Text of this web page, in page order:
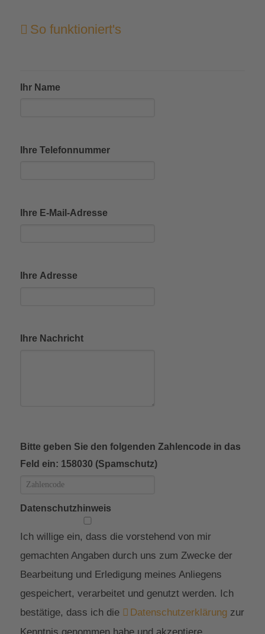
So funktioniert's
Ihr Name
Ihre Telefonnummer
Ihre E-Mail-Adresse
Ihre Adresse
Ihre Nachricht
Bitte geben Sie den folgenden Zahlencode in das
Feld ein: 158030 (Spamschutz)
Datenschutzhinweis
Ich willige ein, dass die vorstehend von mir
gemachten Angaben durch uns zum Zwecke der
Bearbeitung und Erledigung meines Anliegens
gespeichert, verarbeitet und genutzt werden. Ich
bestätige, dass ich die
Datenschutzerklärung zur